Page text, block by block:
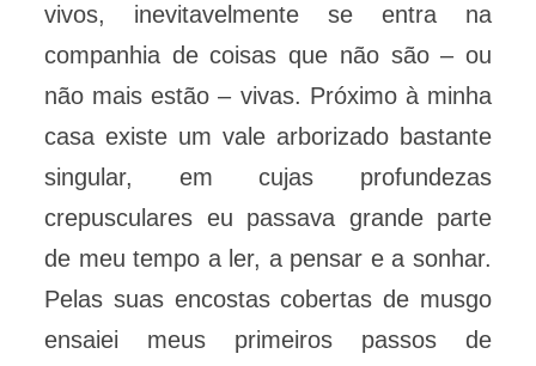
vivos, inevitavelmente se entra na
companhia de coisas que não são – ou
não mais estão – vivas. Próximo à minha
casa existe um vale arborizado bastante
singular, em cujas profundezas
crepusculares eu passava grande parte
de meu tempo a ler, a pensar e a sonhar.
Pelas suas encostas cobertas de musgo
ensaiei meus primeiros passos de